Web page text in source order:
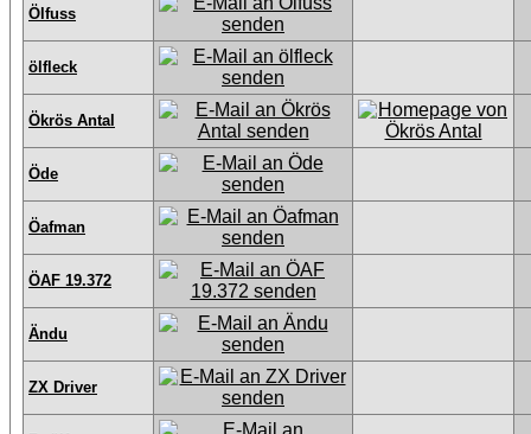
Ölfuss
ölfleck
Ökrös Antal
Öde
Öafman
ÖAF 19.372
Ändu
ZX Driver